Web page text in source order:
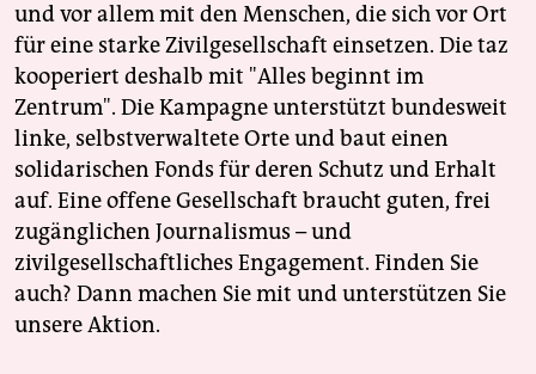
und vor allem mit den Menschen, die sich vor Ort
für eine starke Zivilgesellschaft einsetzen. Die taz
kooperiert deshalb mit "Alles beginnt im
Zentrum". Die Kampagne unterstützt bundesweit
linke, selbstverwaltete Orte und baut einen
solidarischen Fonds für deren Schutz und Erhalt
auf. Eine offene Gesellschaft braucht guten, frei
zugänglichen Journalismus – und
zivilgesellschaftliches Engagement. Finden Sie
auch? Dann machen Sie mit und unterstützen Sie
unsere Aktion.